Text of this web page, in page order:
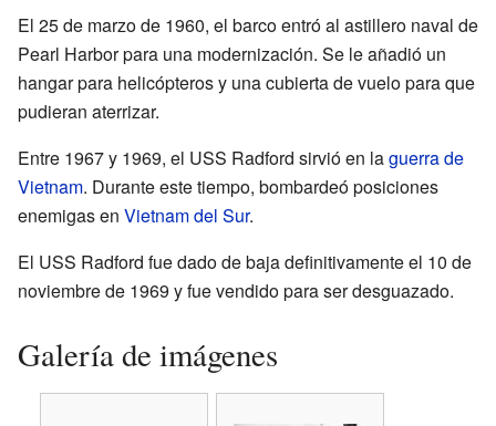
El 25 de marzo de 1960, el barco entró al astillero naval de
Pearl Harbor para una modernización. Se le añadió un
hangar para helicópteros y una cubierta de vuelo para que
pudieran aterrizar.
Entre 1967 y 1969, el USS Radford sirvió en laguerra de
Vietnam. Durante este tiempo, bombardeó posiciones
enemigas en Vietnam del Sur.
El USS Radford fue dado de baja definitivamente el 10 de
noviembre de 1969 y fue vendido para ser desguazado.
Galería de imágenes